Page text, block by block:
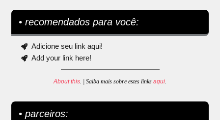
• recomendados para você:
Adicione seu link aqui!
Add your link here!
About this. | Saiba mais sobre estes links aqui.
• parceiros: